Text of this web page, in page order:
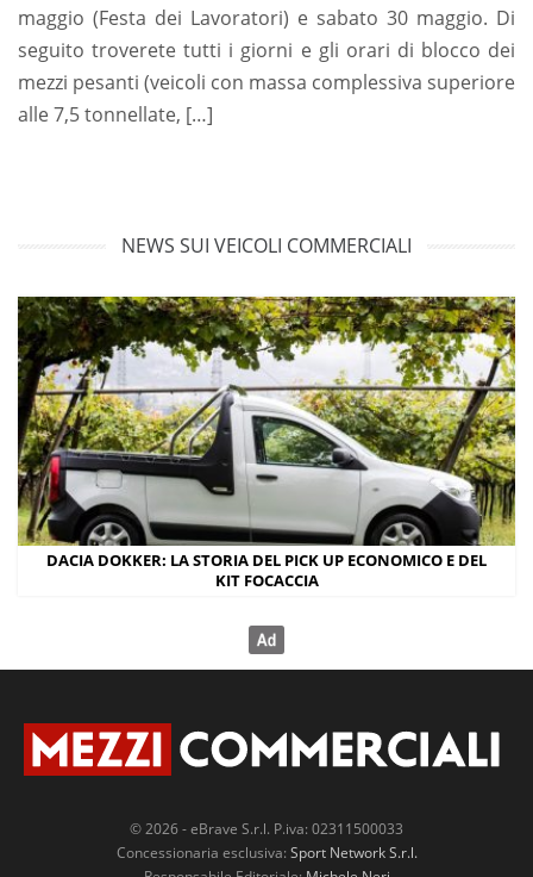
maggio (Festa dei Lavoratori) e sabato 30 maggio. Di
seguito troverete tutti i giorni e gli orari di blocco dei
mezzi pesanti (veicoli con massa complessiva superiore
alle 7,5 tonnellate, […]
NEWS SUI VEICOLI COMMERCIALI
DACIA DOKKER: LA STORIA DEL PICK UP ECONOMICO E DEL
KIT FOCACCIA
© 2026 - eBrave S.r.l. P.iva: 02311500033
Concessionaria esclusiva: Sport Network S.r.l.